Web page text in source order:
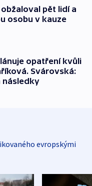
pět lidí a
osobu v kauze
opatření kvůli
Svárovská:
následky
evropskými